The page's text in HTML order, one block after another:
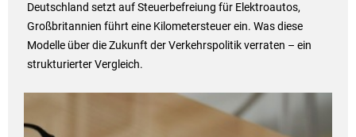
Deutschland setzt auf Steuerbefreiung für Elektroautos,
Großbritannien führt eine Kilometersteuer ein. Was diese
Modelle über die Zukunft der Verkehrspolitik verraten – ein
strukturierter Vergleich.